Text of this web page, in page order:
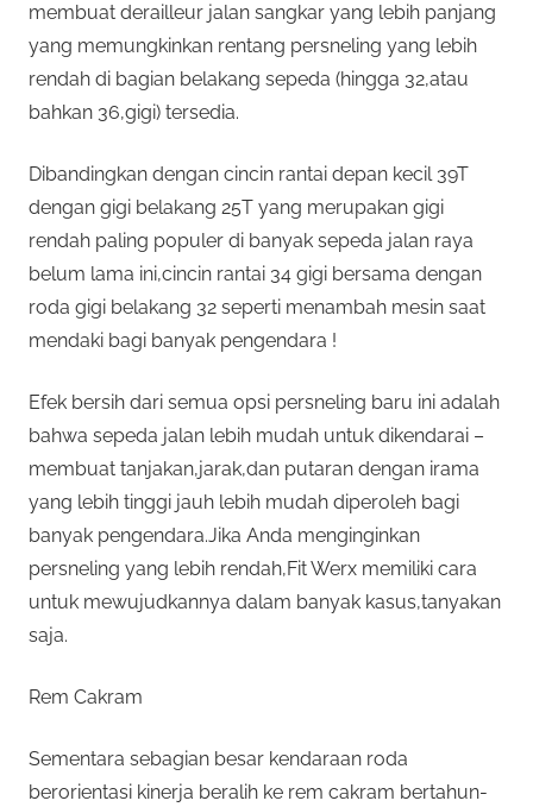
membuat derailleur jalan sangkar yang lebih panjang
yang memungkinkan rentang persneling yang lebih
rendah di bagian belakang sepeda (hingga 32,atau
bahkan 36,gigi) tersedia.
Dibandingkan dengan cincin rantai depan kecil 39T
dengan gigi belakang 25T yang merupakan gigi
rendah paling populer di banyak sepeda jalan raya
belum lama ini,cincin rantai 34 gigi bersama dengan
roda gigi belakang 32 seperti menambah mesin saat
mendaki bagi banyak pengendara !
Efek bersih dari semua opsi persneling baru ini adalah
bahwa sepeda jalan lebih mudah untuk dikendarai –
membuat tanjakan,jarak,dan putaran dengan irama
yang lebih tinggi jauh lebih mudah diperoleh bagi
banyak pengendara.Jika Anda menginginkan
persneling yang lebih rendah,Fit Werx memiliki cara
untuk mewujudkannya dalam banyak kasus,tanyakan
saja.
Rem Cakram
Sementara sebagian besar kendaraan roda
berorientasi kinerja beralih ke rem cakram bertahun-